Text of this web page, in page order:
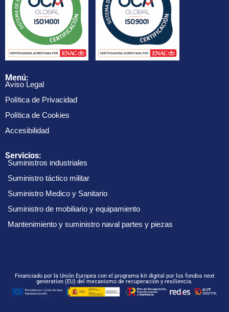
Menú:
Aviso Legal
Política de Privacidad
Política de Cookies
Accesibilidad
Servicios:
Suministros industriales
Suministro táctico militar
Suministro Medico y Sanitario
Suministro de mobiliario y equipamiento
Mantenimiento y suministro naval partes y piezas
Financiado por la Unión Europea con el programa kit digital por los fondos next
generation (EU) del mecanismo de recuperación y resiliencia.